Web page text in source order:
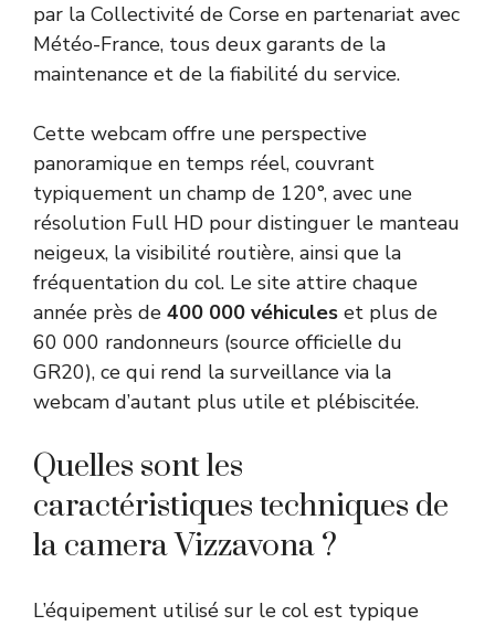
par la Collectivité de Corse en partenariat avec
Météo-France, tous deux garants de la
maintenance et de la fiabilité du service.
Cette webcam offre une perspective
panoramique en temps réel, couvrant
typiquement un champ de 120°, avec une
résolution Full HD pour distinguer le manteau
neigeux, la visibilité routière, ainsi que la
fréquentation du col. Le site attire chaque
année près de 400 000 véhicules et plus de
60 000 randonneurs (source officielle du
GR20), ce qui rend la surveillance via la
webcam d’autant plus utile et plébiscitée.
Quelles sont les
caractéristiques techniques de
la camera Vizzavona ?
L’équipement utilisé sur le col est typique